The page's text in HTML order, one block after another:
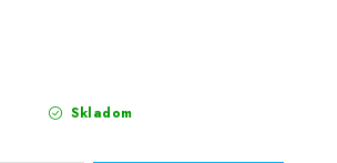
Skladom